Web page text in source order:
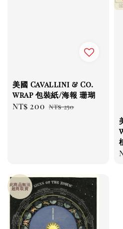
美國 Cavallini & Co.
wrap 包裝紙/海報 珊瑚
Sale
NT$ 200 Regular
NT$ 250
此商品無法
超商取貨